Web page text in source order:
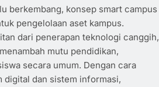
berkembang, konsep smart campus
pengelolaan aset kampus.
dari penerapan teknologi canggih,
mutu pendidikan,
secara umum. Dengan cara
digital dan sistem informasi,